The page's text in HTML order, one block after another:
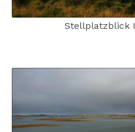
Stellplatzblick I